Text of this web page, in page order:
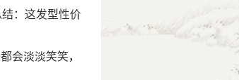
：这发型性价
会淡淡笑笑，